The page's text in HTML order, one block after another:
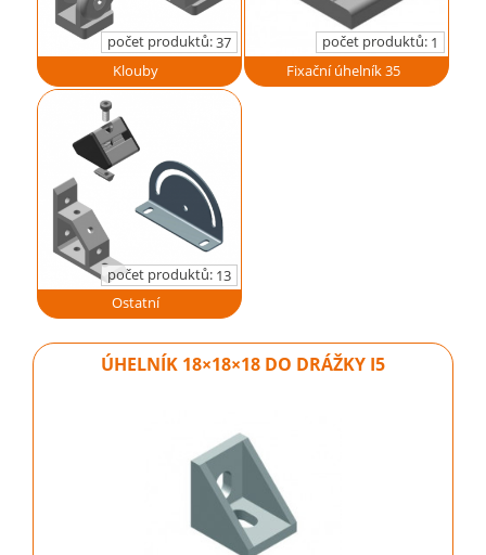
počet produktů:37
Klouby
počet produktů: 1
Fixační úhelník 35
počet produktů: 13
Ostatní
ÚHELNÍK 18×18×18 DO DRÁŽKY I5